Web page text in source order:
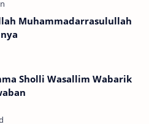
Muhammadarrasulullah
Sholli Wasallim Wabarik